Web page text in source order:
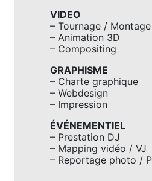
VIDEO
– Tournage / Montage
– Animation 3D
– Compositing
GRAPHISME
– Charte graphique
– Webdesign
– Impression
ÉVÉNEMENTIEL
– Prestation DJ
– Mapping vidéo / VJ
– Reportage photo /